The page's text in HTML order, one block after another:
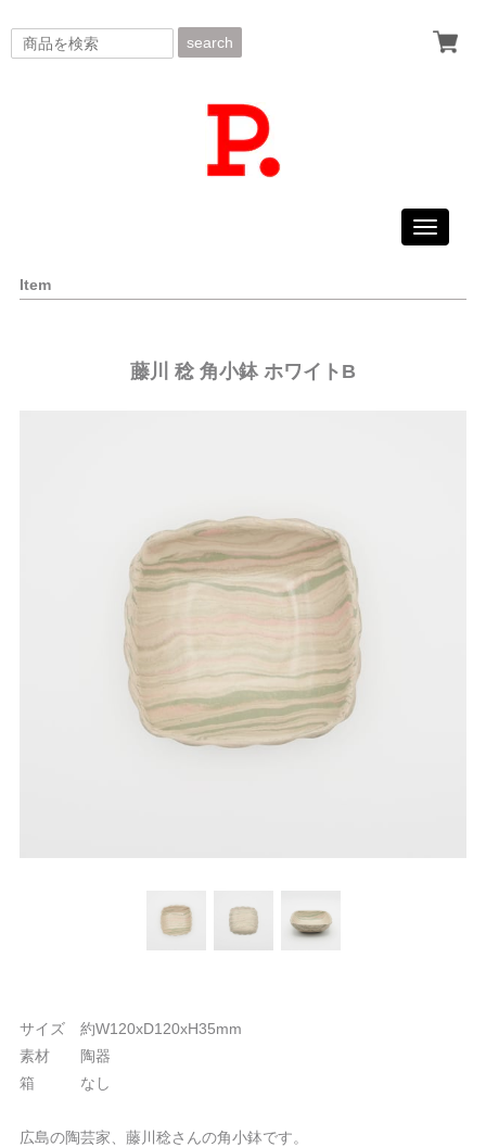
search
Toggle
Item
藤川 稔 角小鉢 ホワイトB
サイズ 約W120xD120xH35mm
素材 陶器
箱 なし
広島の陶芸家、藤川稔さんの角小鉢です。